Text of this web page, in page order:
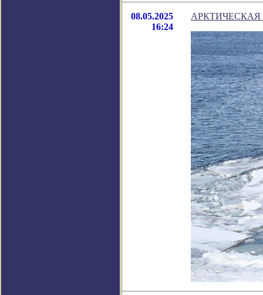
08.05.2025
16:24